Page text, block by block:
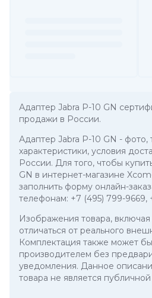
Адаптер Jabra P-10 GN
продажи в России.
Адаптер Jabra P-10 GN - фото,
характеристики, условия
России. Для того, чтобы
GN в интернет-магазине
заполнить форму онлайн-
телефонам: +7 (495) 799-9669,
Изображения товара, включая
отличаться от реального
Комплектация также может
производителем без
уведомления. Данное
товара не является